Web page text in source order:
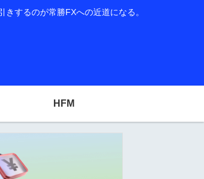
するのが常勝FXへの近道になる。
HFM